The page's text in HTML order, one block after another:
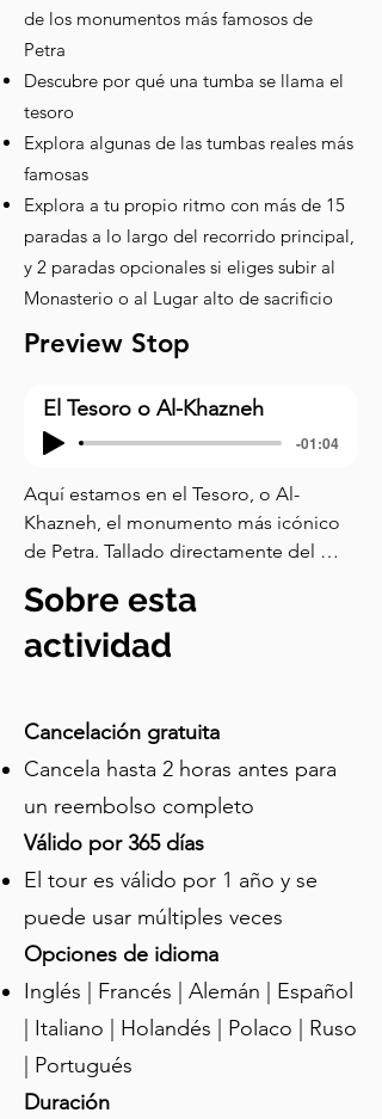
de los monumentos más famosos de
Petra
Descubre por qué una tumba se llama el
tesoro
Explora algunas de las tumbas reales más
famosas
Explora a tu propio ritmo con más de 15
paradas a lo largo del recorrido principal,
y 2 paradas opcionales si eliges subir al
Monasterio o al Lugar alto de sacrificio
Preview Stop
El Tesoro o Al-Khazneh
-01:04
Aquí estamos en el Tesoro, o Al-
Khazneh, el monumento más icónico
de Petra. Tallado directamente del
unos cuarenta metros de alto y
veinticinco metros de ancho. Fue
construido en el siglo I a.C. como un
Primero, echémosle un vistazo a la
arquitectura de esta impresionante
fachada. Como muchas otras
estructuras en Petra, se inspira en
múltiples estilos arquitectónicos. Las
columnas corintias y el friso en el nivel
inferior de la fachada son
característicos de la arquitectura
romana. La simetría general también
muestra la influencia de los principios
arquitectónicos romanos. El frontón
roto interrumpido por un rosetón y el
estilo dramático y teatral de la fachada
es rastreable al estilo "barroco"
Sobre esta
actividad
Cancelación gratuita
Cancela hasta 2 horas antes para
un reembolso completo
Válido por 365 días
El tour es válido por 1 año y se
puede usar múltiples veces
Opciones de idioma
Inglés | Francés | Alemán | Español
| Italiano | Holandés | Polaco | Ruso
| Portugués
Duración